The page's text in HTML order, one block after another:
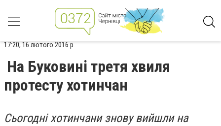
17:20, 16 лютого 2016 р.
На Буковині третя хвиля
протесту хотинчан
Сьогодні хотинчани знову вийшли на